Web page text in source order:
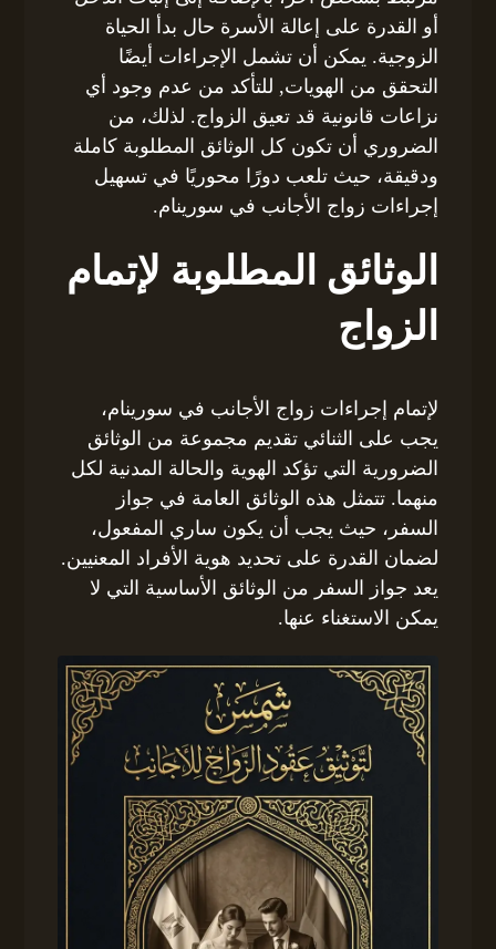
أو القدرة على إعالة الأسرة حال بدأ الحياة
الزوجية. يمكن أن تشمل الإجراءات أيضًا
التحقق من الهويات, للتأكد من عدم وجود أي
نزاعات قانونية قد تعيق الزواج. لذلك، من
الضروري أن تكون كل الوثائق المطلوبة كاملة
ودقيقة، حيث تلعب دورًا محوريًا في تسهيل
إجراءات زواج الأجانب في سورينام.
الوثائق المطلوبة لإتمام
الزواج
لإتمام إجراءات زواج الأجانب في سورينام،
يجب على الثنائي تقديم مجموعة من الوثائق
الضرورية التي تؤكد الهوية والحالة المدنية لكل
منهما. تتمثل هذه الوثائق العامة في جواز
السفر، حيث يجب أن يكون ساري المفعول،
لضمان القدرة على تحديد هوية الأفراد المعنيين.
يعد جواز السفر من الوثائق الأساسية التي لا
يمكن الاستغناء عنها.